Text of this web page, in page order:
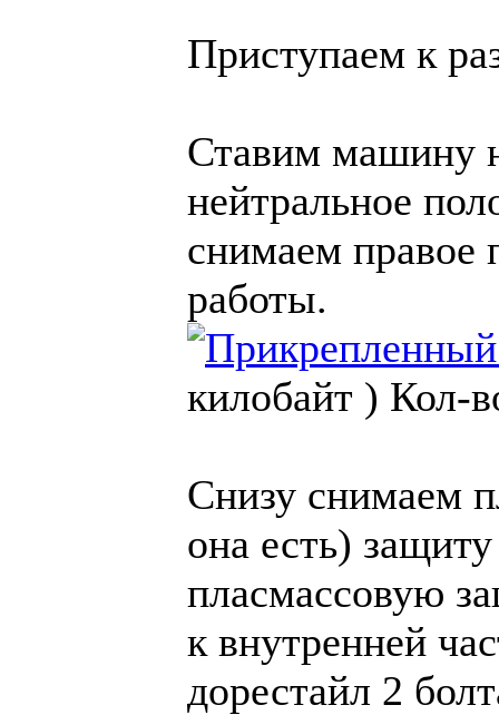
Приступаем к
Ставим машину
нейтральное
снимаем правое
работы.
килобайт ) Кол-
Снизу снимаем
она есть)
пласмассовую
к внутренней
дорестайл 2